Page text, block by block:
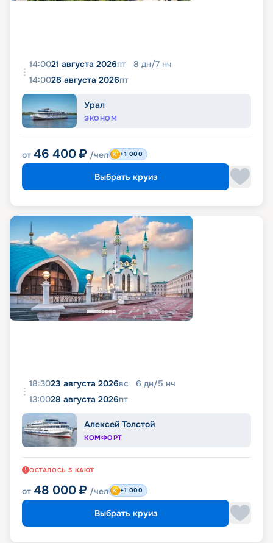
14:0021 августа 2026пт 8 дн/7 нч
14:0028 августа 2026пт
Урал
ЭКОНОМ
от 46 400 ₽ /чел +1 000
Выбрать круиз
18:3023 августа 2026вс 6 дн/5 нч
13:0028 августа 2026пт
Алексей Толстой
КОМФОРТ
ОСТАЛОСЬ 5 КАЮТ
от 48 000 ₽ /чел +1 000
Выбрать круиз